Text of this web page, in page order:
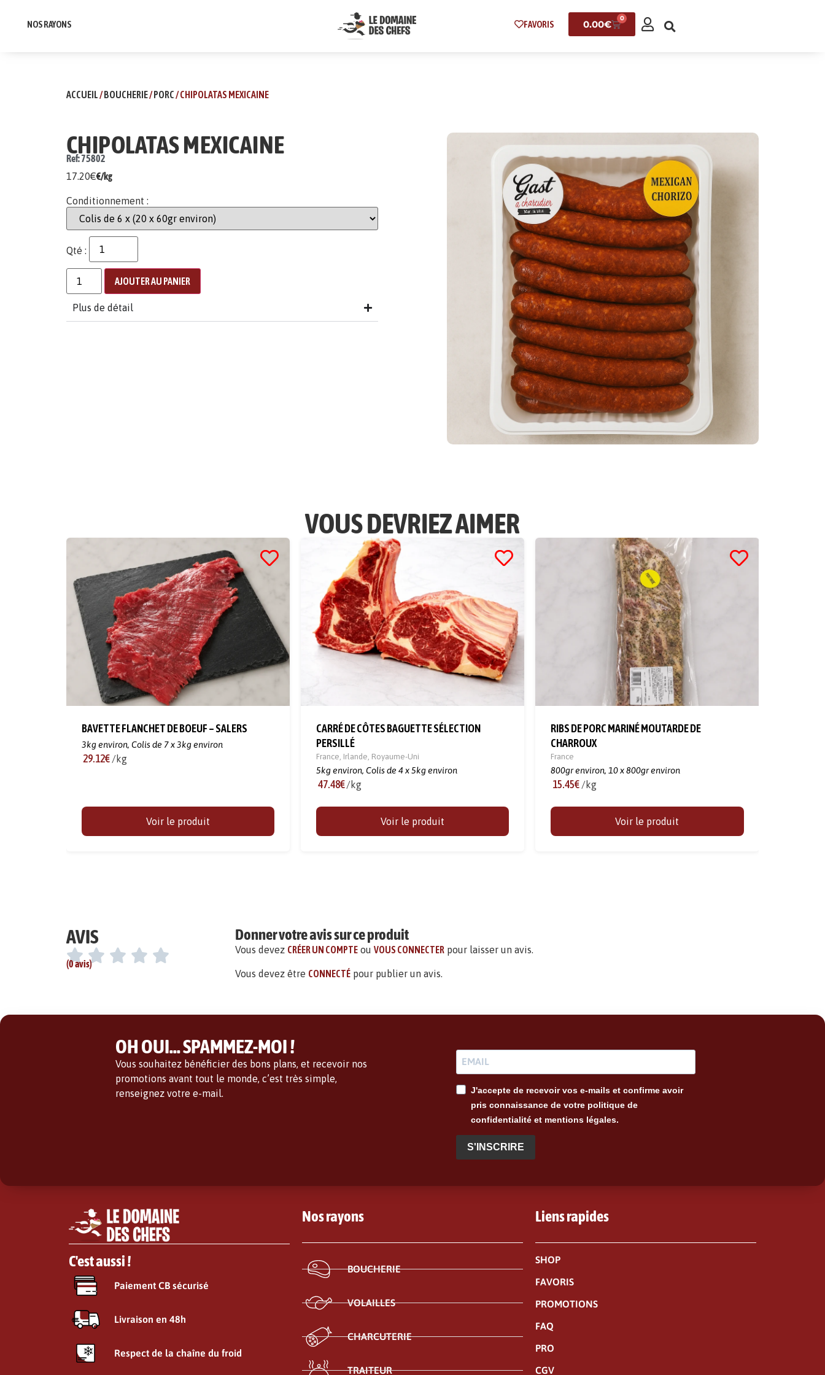
NOS RAYONS FAVORIS 0.00€
0
ACCUEIL/BOUCHERIE/PORC/ CHIPOLATAS MEXICAINE
CHIPOLATAS MEXICAINE
Ref: 75802
17.20€€/kg
Conditionnement :
Qté :
AJOUTER AU PANIER
Plus de détail
VOUS DEVRIEZ AIMER
BAVETTE FLANCHET DE BOEUF – SALERS
3kg environ, Colis de 7 x 3kg environ
29.12€ /kg
Voir le produit
CARRÉ DE CÔTES BAGUETTE SÉLECTION
PERSILLÉ
France, Irlande, Royaume-Uni
5kg environ, Colis de 4 x 5kg environ
47.48€/kg
Voir le produit
RIBS DE PORC MARINÉ MOUTARDE DE
CHARROUX
France
800gr environ,10 x 800gr environ
15.45€ /kg
Voir le produit
AVIS
(0 avis)
Donner votre avis sur ce produit
Vous devez CRÉER UN COMPTEou VOUS CONNECTERpour laisser un avis.
Vous devez être CONNECTÉpour publier un avis.
OH OUI... SPAMMEZ-MOI !
Vous souhaitez bénéficier des bons plans, et recevoir nos
promotions avant tout le monde, c’est très simple,
renseignez votre e-mail.
J'accepte de recevoir vos e-mails et confirme avoir
pris connaissance de votre politique de
confidentialité et mentions légales.
S'INSCRIRE
C'est aussi !
Paiement CB sécurisé
Livraison en 48h
Respect de la chaîne du froid
Nos rayons
BOUCHERIE
VOLAILLES
CHARCUTERIE
TRAITEUR
Liens rapides
SHOP
FAVORIS
PROMOTIONS
FAQ
PRO
CGV